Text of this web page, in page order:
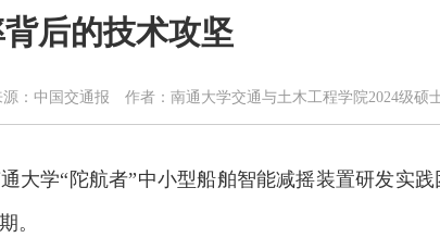
后的技术攻坚
源：中国交通报 作者：南通大学交通与土木工程学院2024级硕
大学“陀航者”中小型船舶智能减摇装置研发实
。